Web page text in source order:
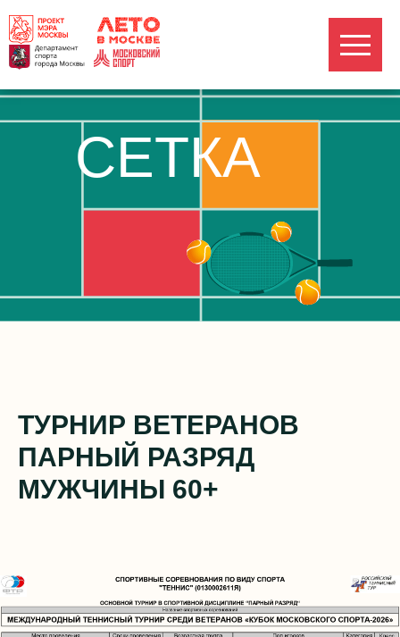
СЕТКА
ТУРНИР ВЕТЕРАНОВ
ПАРНЫЙ РАЗРЯД
МУЖЧИНЫ 60+